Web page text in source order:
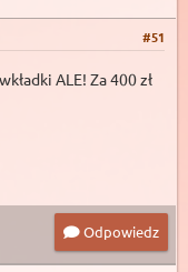
#51
ALE! Za 400 zł
Odpowiedz